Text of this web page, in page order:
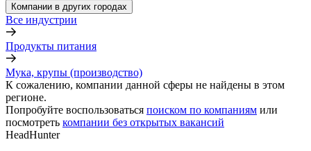
Компании в других городах
Все индустрии
Продукты питания
Мука, крупы (производство)
К сожалению, компании данной сферы не найдены в этом
регионе.
Попробуйте воспользоваться поиском по компаниям или
посмотреть компании без открытых вакансий
HeadHunter